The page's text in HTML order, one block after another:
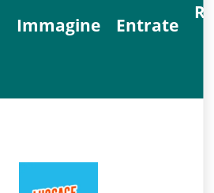
Immagine Entrate